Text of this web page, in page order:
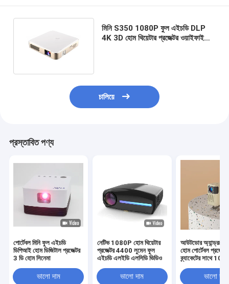
মিনি S350 1080P ফুল এইচডি DLP
4K 3D হোম থিয়েটার প্রজেক্টর ওয়াইফাই
চালিয়ে
প্রস্তাবিত পণ্য
পোর্টেবল মিনি ফুল এইচডি
ডিপিআই হোম ডিজিটাল প্রজেক্টর
3 ডি হোম সিনেমা
ভালো দাম
নেটিভ 1080P হোম থিয়েটার
প্রজেক্টর 4400 লুমেন ফুল
এইচডি এলইডি এলসিডি ভিডিও
ভালো দাম
আউটডোর
হোম পোর্টেবল
ব্র্যাকেটের সাথে 100
ভালো দাম